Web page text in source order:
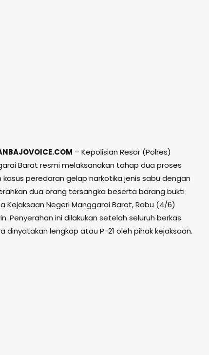
– Kepolisian Resor (Polres)
Barat resmi melaksanakan tahap dua proses
kasus peredaran gelap narkotika jenis sabu dengan
dua orang tersangka beserta barang bukti
Kejaksaan Negeri Manggarai Barat, Rabu (4/6)
Penyerahan ini dilakukan setelah seluruh berkas
dinyatakan lengkap atau P-21 oleh pihak kejaksaan.